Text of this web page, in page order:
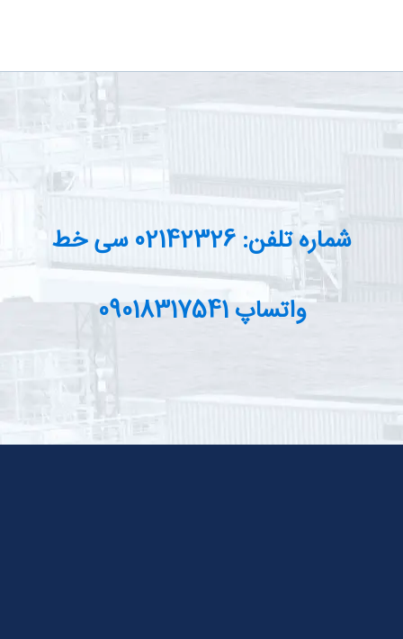
شماره تلفن: 02142326 سی خط
واتساپ 09018317541